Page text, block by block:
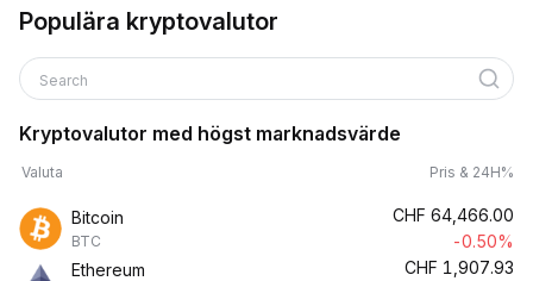
Populära kryptovalutor
Search
Kryptovalutor med högst marknadsvärde
Valuta Pris & 24H%
Bitcoin
BTC
CHF 64,466.00
-0.50%
Ethereum
CHF 1,907.93